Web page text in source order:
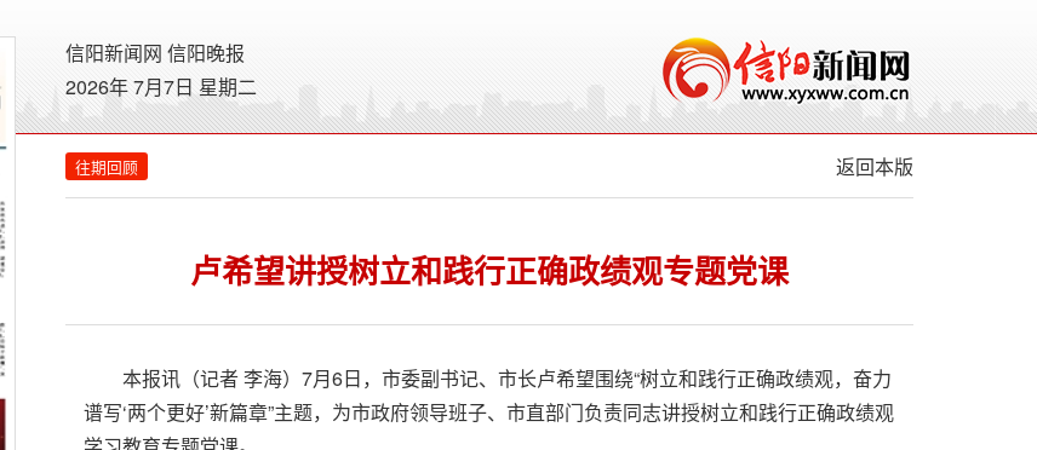
信阳新闻网 信阳晚报
2026年 7月7日 星期二
往期回顾 返回本版
卢希望讲授树立和践行正确政绩观专题党课
本报讯（记者 李海）7月6日，市委副书记、市长卢希望围绕“树立和践行正确政绩观，奋力
谱写‘两个更好’新篇章”主题，为市政府领导班子、市直部门负责同志讲授树立和践行正确政绩观